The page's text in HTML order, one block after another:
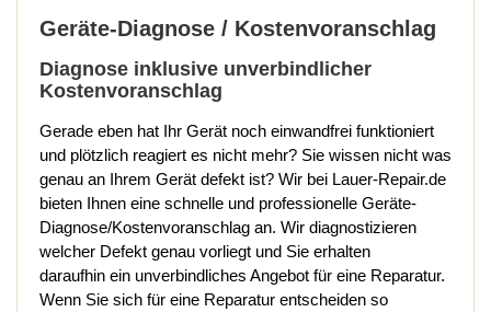
Geräte-Diagnose / Kostenvoranschlag
Diagnose inklusive unverbindlicher
Kostenvoranschlag
Gerade eben hat Ihr Gerät noch einwandfrei funktioniert
und plötzlich reagiert es nicht mehr? Sie wissen nicht was
genau an Ihrem Gerät defekt ist? Wir bei Lauer-Repair.de
bieten Ihnen eine schnelle und professionelle Geräte-
Diagnose/Kostenvoranschlag an. Wir diagnostizieren
welcher Defekt genau vorliegt und Sie erhalten
daraufhin ein unverbindliches Angebot für eine Reparatur.
Wenn Sie sich für eine Reparatur entscheiden so